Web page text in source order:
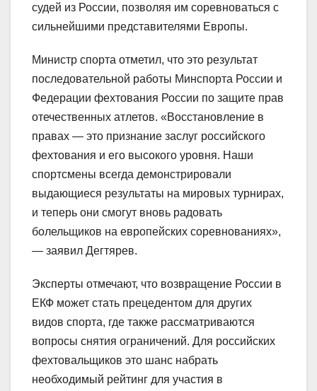
судей из России, позволяя им соревноваться с
сильнейшими представителями Европы.
Министр спорта отметил, что это результат
последовательной работы Минспорта России и
Федерации фехтования России по защите прав
отечественных атлетов. «Восстановление в
правах — это признание заслуг российского
фехтования и его высокого уровня. Наши
спортсмены всегда демонстрировали
выдающиеся результаты на мировых турнирах,
и теперь они смогут вновь радовать
болельщиков на европейских соревнованиях»,
— заявил Дегтярев.
Эксперты отмечают, что возвращение России в
ЕКФ может стать прецедентом для других
видов спорта, где также рассматриваются
вопросы снятия ограничений. Для российских
фехтовальщиков это шанс набрать
необходимый рейтинг для участия в